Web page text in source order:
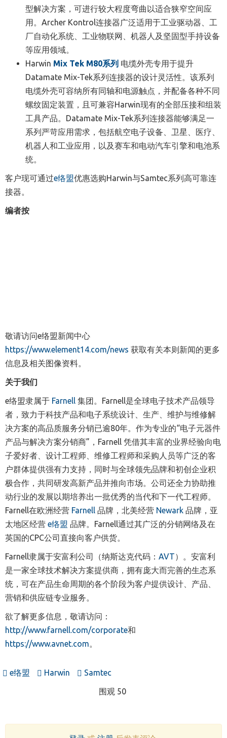
型解决方案，可进行较大程度弯曲以适合狭窄空间应
用。Archer Kontrol连接器广泛适用于工业驱动器、工
厂自动化系统、工业物联网、机器人及坚固型手持设备
等应用领域。
Harwin Mix Tek M80系列 电缆外壳专用于提升
Datamate Mix-Tek系列连接器的设计灵活性。该系列
电缆外壳可容纳所有同轴和电源触点，并配备各种不同
螺纹固定装置，且可兼容Harwin现有的全部压接和组装
工具产品。 Datamate Mix-Tek系列连接器能够满足一
系列严苛应用需求，包括航空电子设备、卫星、医疗、
机器人和工业应用，以及赛车和电动汽车引擎和电池系
统。
客户现可通过e络盟优惠选购Harwin与Samtec系列高可靠连
接器。
编者按
敬请访问e络盟新闻中心
https://www.element14.com/news 获取有关本则新闻的更多
信息及相关图像资料。
关于我们
e络盟隶属于 Farnell 集团。Farnell是全球电子技术产品领导
者 ，致力于科技产品和电子系统设计、生产、维护与维修解
决方案的高品质服务分销已逾80年。作为专业的“电子元器件
产品与解决方案分销商” ，Farnell 凭借其丰富的业界经验向电
子爱好者、设计工程师、维修工程师和采购人员等广泛的客
户群体提供强有力支持，同时与全球领先品牌和初创企业积
极合作，共同研发高新产品并推向市场。公司还全力协助推
动行业的发展以期培养出一批优秀的当代和下一代工程师。
Farnell在欧洲经营 Farnell 品牌，北美经营 Newark 品牌，亚
太地区经营 e络盟 品牌。 Farnell通过其广泛的分销网络及在
英国的CPC公司直接向客户供货。
Farnell隶属于安富利公司 （纳斯达克代码： AVT） 。 安富利
是一家全球技术解决方案提供商，拥有庞大而完善的生态系
统，可在产品生命周期的各个阶段为客户提供设计、产品、
营销和供应链专业服务。
欲了解更多信息，敬请访问：
http://www.farnell.com/corporate和
https://www.avnet.com。
e络盟 Harwin Samtec
围观 50